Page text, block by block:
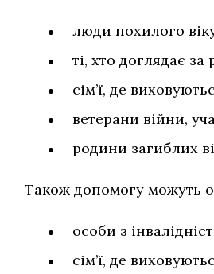
люди похилого
ті, хто доглядає
сім’ї, де
ветерани війни,
родини загиблих
Також допомогу можуть
особи з
сім’ї, де